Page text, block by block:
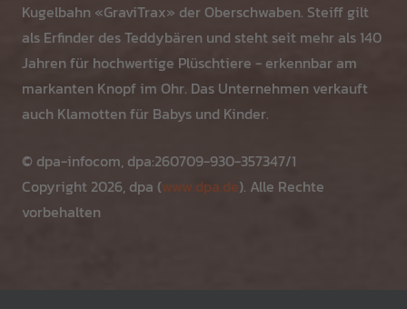
Kugelbahn «GraviTrax» der Oberschwaben. Steiff gilt
als Erfinder des Teddybären und steht seit mehr als 140
Jahren für hochwertige Plüschtiere - erkennbar am
markanten Knopf im Ohr. Das Unternehmen verkauft
auch Klamotten für Babys und Kinder.
© dpa-infocom, dpa:260709-930-357347/1
Copyright 2026, dpa (www.dpa.de). Alle Rechte
vorbehalten